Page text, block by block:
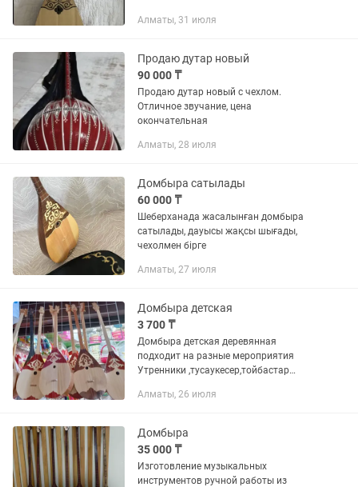
Алматы, 31 июля
Продаю дутар новый
90 000 ₸
Продаю дутар новый с чехлом.
Отличное звучание, цена
окончательная
Алматы, 28 июля
Домбыра сатылады
60 000 ₸
Шеберханада жасалынған домбыра
сатылады, дауысы жақсы шығады,
чехолмен бірге
Алматы, 27 июля
Домбыра детская
3 700 ₸
Домбыра детская деревянная
подходит на разные мероприятия
Утренники ,тусаукесер,тойбастар
,но не профессиональная имеется все
Алматы, 26 июля
Домбыра
35 000 ₸
Изготовление музыкальных
инструментов ручной работы из